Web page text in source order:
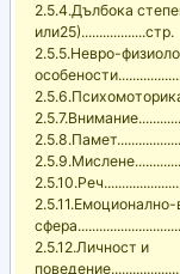
2.5.4.Дълбока
или25)..................стр.
2.5.5.Невро-
2.5.11.Емоционално-
2.5.12.Личност и